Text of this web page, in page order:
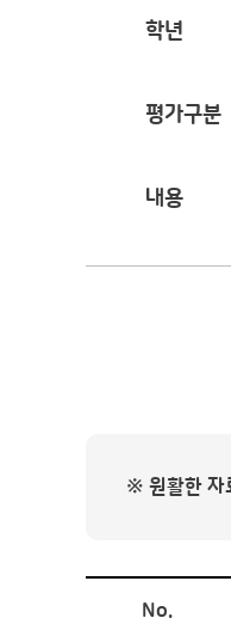
학년
평가구분
내용
※ 원활한 자
No.